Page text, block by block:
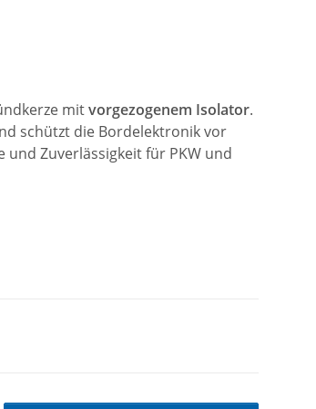
mitvorgezogenem Isolator.
schützt die Bordelektronik vor
Zuverlässigkeit für PKW und